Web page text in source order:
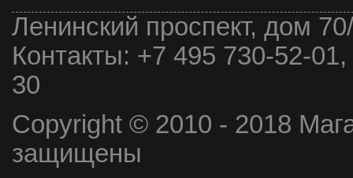
Ленинский проспект, дом
Контакты: +7 495 730-52-
30
Copyright © 2010 - 2018
защищены